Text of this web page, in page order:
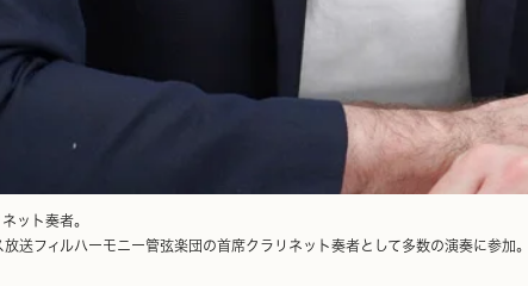
ット奏者。
送フィルハーモニー管弦楽団の首席クラリネット奏者として多数の演奏に参